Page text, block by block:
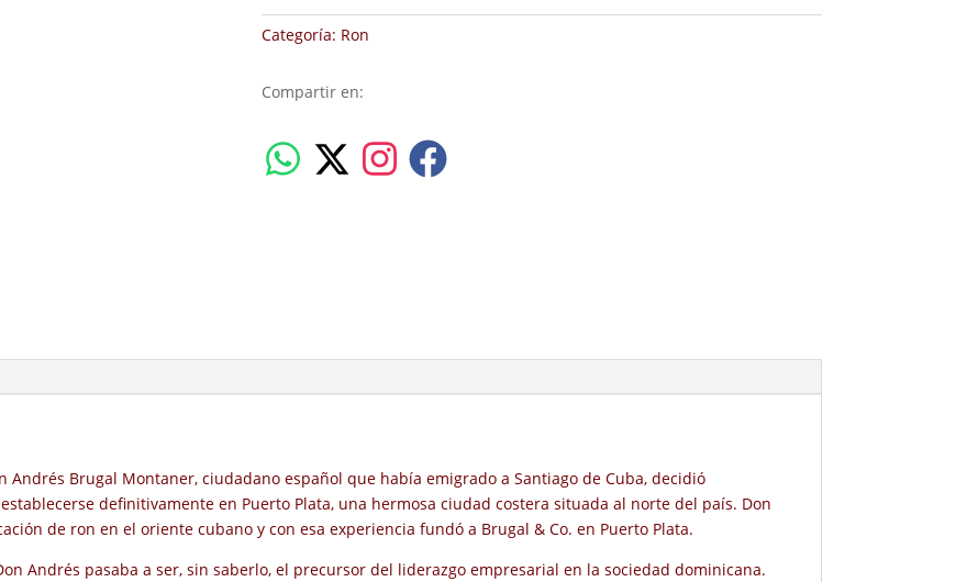
Categoría: Ron
Compartir en:
Andrés Brugal Montaner, ciudadano español que había emigrado a Santiago de Cuba, decidió
definitivamente en Puerto Plata, una hermosa ciudad costera situada al norte del país. Don
de ron en el oriente cubano y con esa experiencia fundó a Brugal & Co. en Puerto Plata.
Andrés pasaba a ser, sin saberlo, el precursor del liderazgo empresarial en la sociedad dominicana.